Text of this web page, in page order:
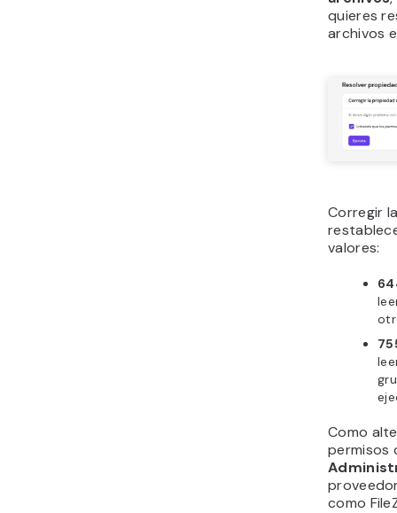
quieres
archivos
Corregir
valores:
Como
permisos
como